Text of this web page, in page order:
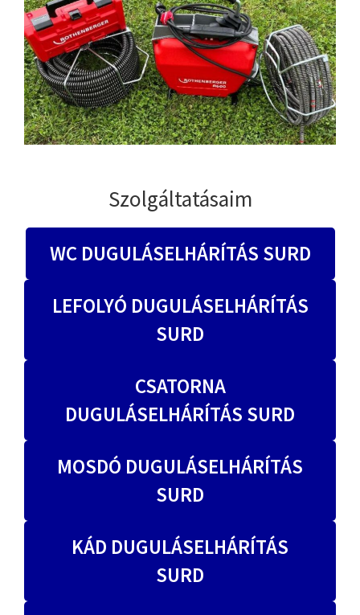
Szolgáltatásaim
WC DUGULÁSELHÁRÍTÁS SURD
LEFOLYÓ DUGULÁSELHÁRÍTÁS
SURD
CSATORNA
DUGULÁSELHÁRÍTÁS SURD
MOSDÓ DUGULÁSELHÁRÍTÁS
SURD
KÁD DUGULÁSELHÁRÍTÁS
SURD